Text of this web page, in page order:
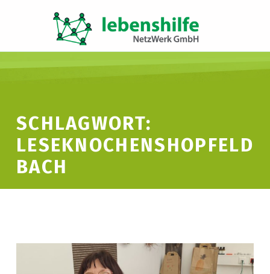
SCHLAGWORT:
LESEKNOCHENSHOPFELD
BACH